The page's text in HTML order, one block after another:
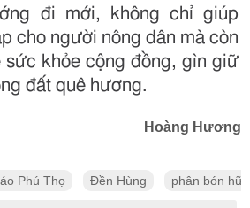
đi mới, không chỉ giúp
cho người nông dân mà còn
sức khỏe cộng đồng, gìn giữ
đất quê hương.
Hoàng Hương
Phú Thọ Đền Hùng phân bón